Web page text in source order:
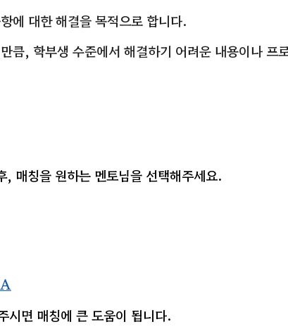
에 대한 해결을 목적으로 합니다.
큼, 학부생 수준에서 해결하기 어려운 내용이나 프
, 매칭을 원하는 멘토님을 선택해주세요.
시면 매칭에 큰 도움이 됩니다.